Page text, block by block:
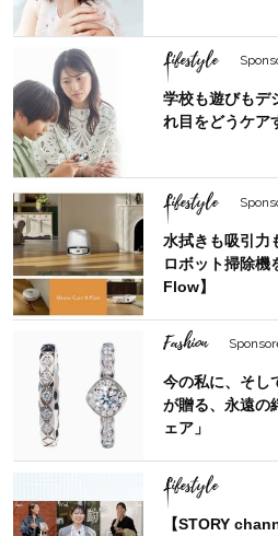
Lifestyle
学校も遊びもデ
れ目をどうケア
Lifestyle
水拭きも吸引力
ロボット掃除
Flow】
Fashion
今の私に、そし
が贈る、永遠の
ェア」
Lifestyle
【STORY